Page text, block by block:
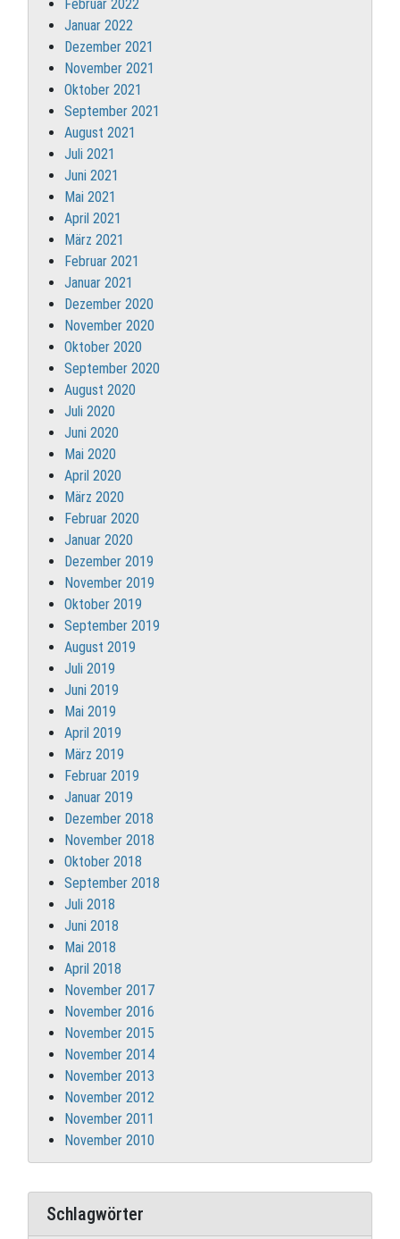
Februar 2022
Januar 2022
Dezember 2021
November 2021
Oktober 2021
September 2021
August 2021
Juli 2021
Juni 2021
Mai 2021
April 2021
März 2021
Februar 2021
Januar 2021
Dezember 2020
November 2020
Oktober 2020
September 2020
August 2020
Juli 2020
Juni 2020
Mai 2020
April 2020
März 2020
Februar 2020
Januar 2020
Dezember 2019
November 2019
Oktober 2019
September 2019
August 2019
Juli 2019
Juni 2019
Mai 2019
April 2019
März 2019
Februar 2019
Januar 2019
Dezember 2018
November 2018
Oktober 2018
September 2018
Juli 2018
Juni 2018
Mai 2018
April 2018
November 2017
November 2016
November 2015
November 2014
November 2013
November 2012
November 2011
November 2010
Schlagwörter